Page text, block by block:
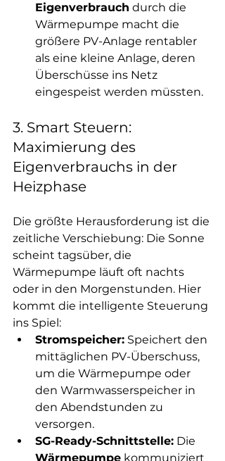
Eigenverbrauch durch die
Wärmepumpe macht die
größere PV-Anlage rentabler
als eine kleine Anlage, deren
Überschüsse ins Netz
eingespeist werden müssten.
3. Smart Steuern:
Maximierung des
Eigenverbrauchs in der
Heizphase
Die größte Herausforderung ist die
zeitliche Verschiebung: Die Sonne
scheint tagsüber, die
Wärmepumpe läuft oft nachts
oder in den Morgenstunden. Hier
kommt die intelligente Steuerung
ins Spiel:
Stromspeicher: Speichert den
mittäglichen PV-Überschuss,
um die Wärmepumpe oder
den Warmwasserspeicher in
den Abendstunden zu
versorgen.
SG-Ready-Schnittstelle: Die
Wärmepumpe kommuniziert